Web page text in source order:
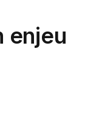
enjeu